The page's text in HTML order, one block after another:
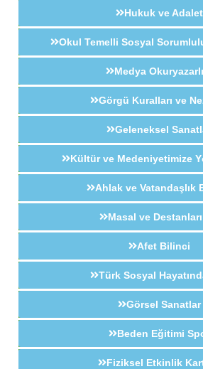
Hukuk ve Adalet
Okul Temelli Sosyal
Medya
Görgü Kuralları ve
Geleneksel
Kültür ve Medeniyetimize
Ahlak ve Vatandaşlık
Masal ve
Afet Bilinci
Türk Sosyal
Görsel Sanatlar
Beden Eğitimi
Fiziksel Etkinlik